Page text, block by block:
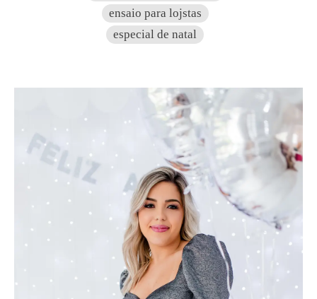
ensaio para lojstas
especial de natal